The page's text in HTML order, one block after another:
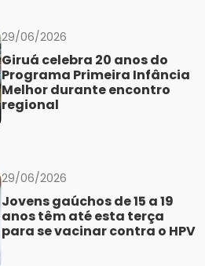
29/06/2026
Giruá celebra 20 anos do
Programa Primeira Infância
Melhor durante encontro
regional
29/06/2026
Jovens gaúchos de 15 a 19
anos têm até esta terça
para se vacinar contra o HPV